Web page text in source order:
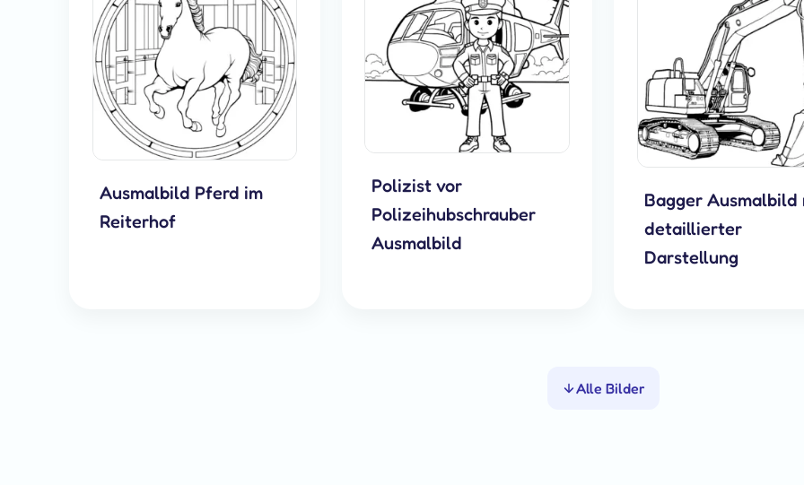
Ausmalbild Pferd im
Reiterhof
Polizist vor
Polizeihubschrauber
Ausmalbild
Bagger Ausmalbild
detaillierter
Darstellung
Alle Bilder